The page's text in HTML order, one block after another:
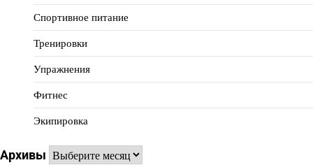
Спортивное питание
Тренировки
Упражнения
Фитнес
Экипировка
Архивы Архивы